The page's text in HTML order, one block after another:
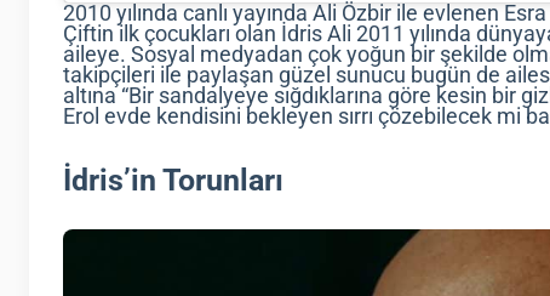
2010 yılında canlı yayında Ali Özbir ile evlenen
Çiftin ilk çocukları olan İdris Ali 2011 yılında
aileye. Sosyal medyadan çok yoğun bir şekilde
takipçileri ile paylaşan güzel sunucu bugün de
altına “Bir sandalyeye sığdıklarına göre kesin bir
Erol evde kendisini bekleyen sırrı çözebilecek mi
İdris’in Torunları